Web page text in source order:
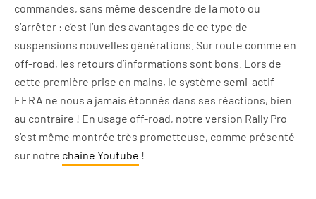
commandes, sans même descendre de la moto ou
s’arrêter : c’est l’un des avantages de ce type de
suspensions nouvelles générations. Sur route comme en
off-road, les retours d’informations sont bons. Lors de
cette première prise en mains, le système semi-actif
EERA ne nous a jamais étonnés dans ses réactions, bien
au contraire ! En usage off-road, notre version Rally Pro
s’est même montrée très prometteuse, comme présenté
sur notre chaine Youtube !